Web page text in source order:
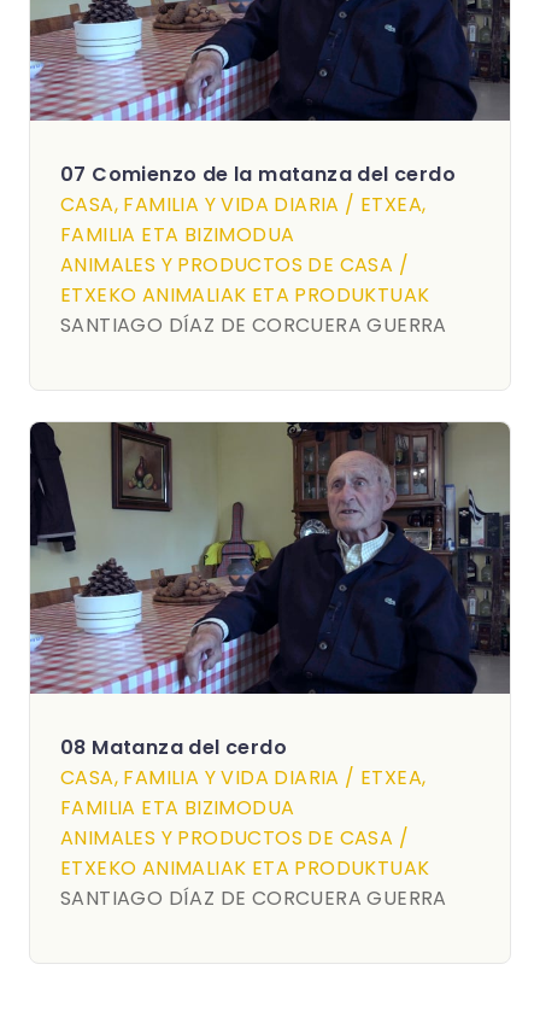
07 Comienzo de la matanza del cerdo
CASA, FAMILIA Y VIDA DIARIA / ETXEA,
FAMILIA ETA BIZIMODUA
ANIMALES Y PRODUCTOS DE CASA /
ETXEKO ANIMALIAK ETA PRODUKTUAK
SANTIAGO DÍAZ DE CORCUERA GUERRA
08 Matanza del cerdo
CASA, FAMILIA Y VIDA DIARIA / ETXEA,
FAMILIA ETA BIZIMODUA
ANIMALES Y PRODUCTOS DE CASA /
ETXEKO ANIMALIAK ETA PRODUKTUAK
SANTIAGO DÍAZ DE CORCUERA GUERRA